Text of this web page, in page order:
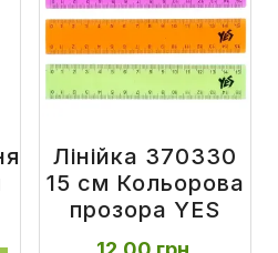
Лінійка 370330
15 см Кольорова
прозора YES